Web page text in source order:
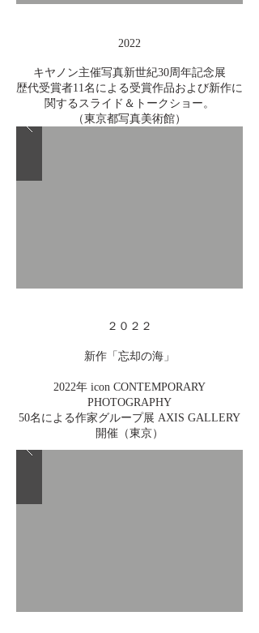
2022
キヤノン主催写真新世紀30周年記念展
歴代受賞者11名による受賞作品および新作に
関するスライド＆トークショー。
（東京都写真美術館）
２０２２
新作「忘却の海」
2022年 icon CONTEMPORARY
PHOTOGRAPHY
50名による作家グループ展 AXIS GALLERY
開催（東京）